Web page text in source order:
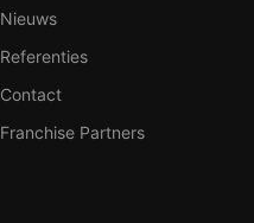
Nieuws
Referenties
Contact
Franchise Partners